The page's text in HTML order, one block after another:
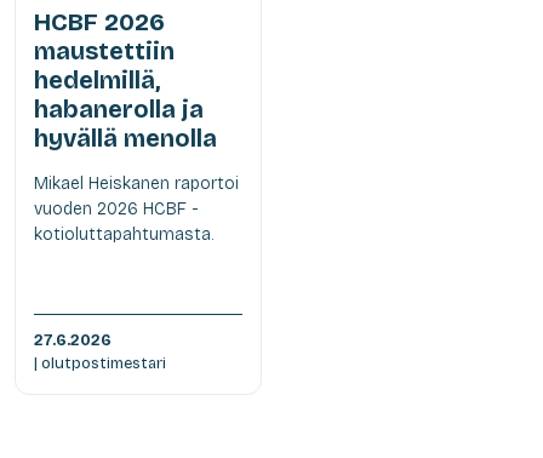
HCBF 2026
maustettiin
hedelmillä,
habanerolla ja
hyvällä menolla
Mikael Heiskanen raportoi
vuoden 2026 HCBF -
kotioluttapahtumasta.
27.6.2026
| olutpostimestari